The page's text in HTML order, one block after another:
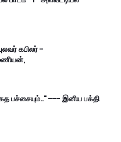
கபிலர் -
பச்சையும்.." --- இனிய பக்தி